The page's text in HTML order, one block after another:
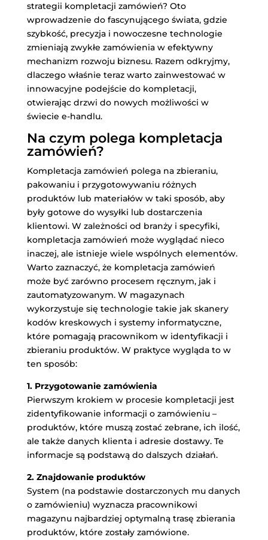
strategii kompletacji zamówień? Oto
wprowadzenie do fascynującego świata, gdzie
szybkość, precyzja i nowoczesne technologie
zmieniają zwykłe zamówienia w efektywny
mechanizm rozwoju biznesu. Razem odkryjmy,
dlaczego właśnie teraz warto zainwestować w
innowacyjne podejście do kompletacji,
otwierając drzwi do nowych możliwości w
świecie e-handlu.
Na czym polega kompletacja
zamówień?
Kompletacja zamówień polega na zbieraniu,
pakowaniu i przygotowywaniu różnych
produktów lub materiałów w taki sposób, aby
były gotowe do wysyłki lub dostarczenia
klientowi. W zależności od branży i specyfiki,
kompletacja zamówień może wyglądać nieco
inaczej, ale istnieje wiele wspólnych elementów.
Warto zaznaczyć, że kompletacja zamówień
może być zarówno procesem ręcznym, jak i
zautomatyzowanym. W magazynach
wykorzystuje się technologie takie jak skanery
kodów kreskowych i systemy informatyczne,
które pomagają pracownikom w identyfikacji i
zbieraniu produktów. W praktyce wygląda to w
ten sposób:
1. Przygotowanie zamówienia
Pierwszym krokiem w procesie kompletacji jest
zidentyfikowanie informacji o zamówieniu –
produktów, które muszą zostać zebrane, ich ilość,
ale także danych klienta i adresie dostawy. Te
informacje są podstawą do dalszych działań.
2. Znajdowanie produktów
System (na podstawie dostarczonych mu danych
o zamówieniu) wyznacza pracownikowi
magazynu najbardziej optymalną trasę zbierania
produktów, które zostały zamówione.